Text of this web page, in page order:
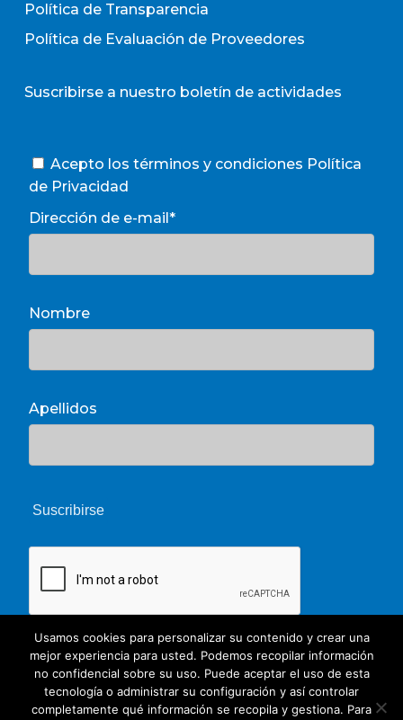
Política de Transparencia
Política de Evaluación de Proveedores
Suscribirse a nuestro boletín de actividades
Acepto los términos y condiciones Política
de Privacidad
Dirección de e-mail*
Nombre
Apellidos
Usamos cookies para personalizar su contenido y crear una
mejor experiencia para usted. Podemos recopilar información
no confidencial sobre su uso. Puede aceptar el uso de esta
tecnología o administrar su configuración y así controlar
completamente qué información se recopila y gestiona. Para